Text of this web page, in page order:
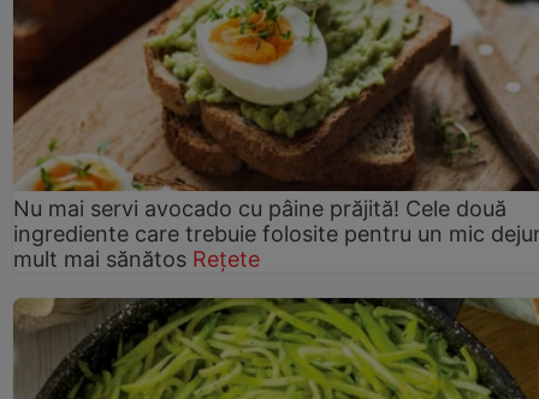
Nu mai servi avocado cu pâine prăjită! Cele două
ingrediente care trebuie folosite pentru un mic
mult mai sănătos Rețete